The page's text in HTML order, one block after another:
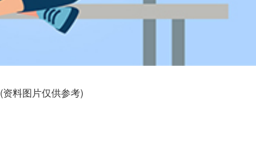
(资料图片仅供参考)